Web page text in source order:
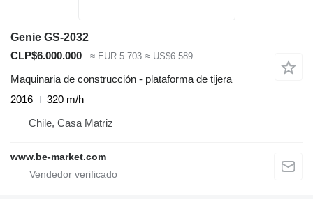
Genie GS-2032
CLP$6.000.000
≈ EUR 5.703 ≈ US$6.589
Maquinaria de construcción - plataforma de tijera
2016
320 m/h
Chile, Casa Matriz
www.be-market.com